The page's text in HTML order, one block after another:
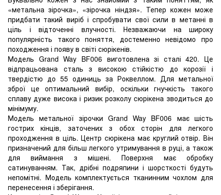
«метальна зірочка», «зірочка ніндзя». Тепер кожен може
придбати такий виріб і спробувати свої сили в метанні в
ціль і відточенні влучності. Незважаючи на широку
популярність такого поняття, достеменно невідомо про
походження і появу в світі сюрікенів.
Модель Grand Way BF006 виготовлена ​​зі сталі 420. Це
відпрацьована сталь з високою стійкістю до корозії і
твердістю до 55 одиниць за Роквеллом. Для метальної
зброї це оптимальний вибір, оскільки гнучкість такого
сплаву дуже висока і ризик розколу сюрікена зводиться до
мінімуму.
Модель метальної зірочки Grand Way BF006 має шість
гострих кінців, заточених з обох сторін для легкого
проходження в ціль. Центр сюрікена має круглий отвір. Він
призначений для більш легкого утримування в руці, а також
для виймання з мішені. Поверхня має обробку
сатинуванням. Так, дрібні подряпини і шорсткості будуть
непомітні. Модель комплектується тканинним чохлом для
перенесення і зберігання.